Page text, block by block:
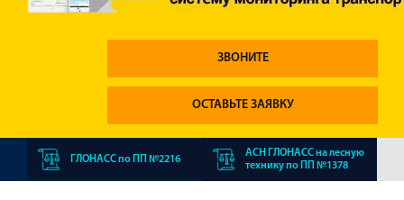
ЗВОНИТЕ
ОСТАВЬТЕ ЗАЯВКУ
ГЛОНАСС по ПП №2216
АСН ГЛОНАСС на лесную
технику по ПП №1378